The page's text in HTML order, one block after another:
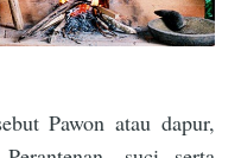
Pawon atau dapur,